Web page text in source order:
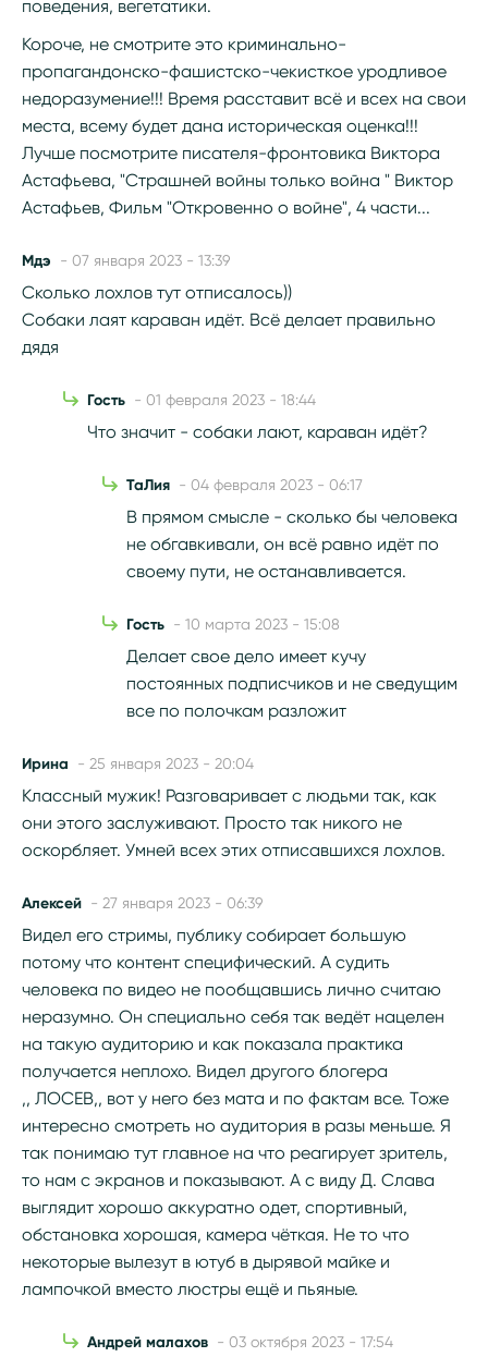
поведения, вегетатики.
Короче, не смотрите это криминально-
пропагандонско-фашистско-чекисткое уродливое
недоразумение!!! Время расставит всё и всех на свои
места, всему будет дана историческая оценка!!!
Лучше посмотрите писателя-фронтовика Виктора
Астафьева, "Страшней войны только война " Виктор
Астафьев, Фильм "Откровенно о войне", 4 части...
Мдэ - 07 января 2023 - 13:39
Сколько лохлов тут отписалось))
Собаки лаят караван идёт. Всё делает правильно
дядя
Гость - 01 февраля 2023 - 18:44
Что значит - собаки лают, караван идёт?
ТаЛия - 04 февраля 2023 - 06:17
В прямом смысле - сколько бы человека
не обгавкивали, он всё равно идёт по
своему пути, не останавливается.
Гость - 10 марта 2023 - 15:08
Делает свое дело имеет кучу
постоянных подписчиков и не сведущим
все по полочкам разложит
Ирина - 25 января 2023 - 20:04
Классный мужик! Разговаривает с людьми так, как
они этого заслуживают. Просто так никого не
оскорбляет. Умней всех этих отписавшихся лохлов.
Алексей - 27 января 2023 - 06:39
Видел его стримы, публику собирает большую
потому что контент специфический. А судить
человека по видео не пообщавшись лично считаю
неразумно. Он специально себя так ведёт нацелен
на такую аудиторию и как показала практика
получается неплохо. Видел другого блогера
,, ЛОСЕВ,, вот у него без мата и по фактам все. Тоже
интересно смотреть но аудитория в разы меньше. Я
так понимаю тут главное на что реагирует зритель,
то нам с экранов и показывают. А с виду Д. Слава
выглядит хорошо аккуратно одет, спортивный,
обстановка хорошая, камера чёткая. Не то что
некоторые вылезут в ютуб в дырявой майке и
лампочкой вместо люстры ещё и пьяные.
Андрей малахов - 03 октября 2023 - 17:54